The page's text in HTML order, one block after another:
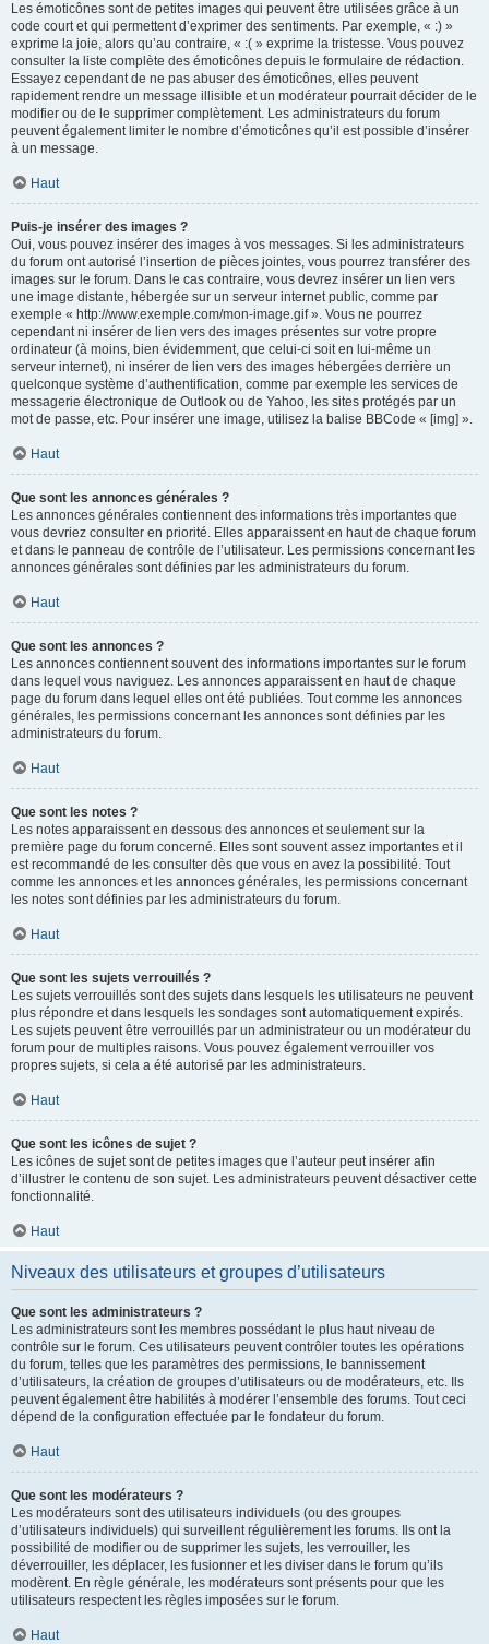
Les émoticônes sont de petites images qui peuvent être utilisées grâce à un
code court et qui permettent d’exprimer des sentiments. Par exemple, « :) »
exprime la joie, alors qu’au contraire, « :( » exprime la tristesse. Vous pouvez
consulter la liste complète des émoticônes depuis le formulaire de rédaction.
Essayez cependant de ne pas abuser des émoticônes, elles peuvent
rapidement rendre un message illisible et un modérateur pourrait décider de le
modifier ou de le supprimer complètement. Les administrateurs du forum
peuvent également limiter le nombre d’émoticônes qu’il est possible d’insérer
à un message.
Haut
Puis-je insérer des images ?
Oui, vous pouvez insérer des images à vos messages. Si les administrateurs
du forum ont autorisé l’insertion de pièces jointes, vous pourrez transférer des
images sur le forum. Dans le cas contraire, vous devrez insérer un lien vers
une image distante, hébergée sur un serveur internet public, comme par
exemple « http://www.exemple.com/mon-image.gif ». Vous ne pourrez
cependant ni insérer de lien vers des images présentes sur votre propre
ordinateur (à moins, bien évidemment, que celui-ci soit en lui-même un
serveur internet), ni insérer de lien vers des images hébergées derrière un
quelconque système d’authentification, comme par exemple les services de
messagerie électronique de Outlook ou de Yahoo, les sites protégés par un
mot de passe, etc. Pour insérer une image, utilisez la balise BBCode « [img] ».
Haut
Que sont les annonces générales ?
Les annonces générales contiennent des informations très importantes que
vous devriez consulter en priorité. Elles apparaissent en haut de chaque forum
et dans le panneau de contrôle de l’utilisateur. Les permissions concernant les
annonces générales sont définies par les administrateurs du forum.
Haut
Que sont les annonces ?
Les annonces contiennent souvent des informations importantes sur le forum
dans lequel vous naviguez. Les annonces apparaissent en haut de chaque
page du forum dans lequel elles ont été publiées. Tout comme les annonces
générales, les permissions concernant les annonces sont définies par les
administrateurs du forum.
Haut
Que sont les notes ?
Les notes apparaissent en dessous des annonces et seulement sur la
première page du forum concerné. Elles sont souvent assez importantes et il
est recommandé de les consulter dès que vous en avez la possibilité. Tout
comme les annonces et les annonces générales, les permissions concernant
les notes sont définies par les administrateurs du forum.
Haut
Que sont les sujets verrouillés ?
Les sujets verrouillés sont des sujets dans lesquels les utilisateurs ne peuvent
plus répondre et dans lesquels les sondages sont automatiquement expirés.
Les sujets peuvent être verrouillés par un administrateur ou un modérateur du
forum pour de multiples raisons. Vous pouvez également verrouiller vos
propres sujets, si cela a été autorisé par les administrateurs.
Haut
Que sont les icônes de sujet ?
Les icônes de sujet sont de petites images que l’auteur peut insérer afin
d’illustrer le contenu de son sujet. Les administrateurs peuvent désactiver cette
fonctionnalité.
Haut
Niveaux des utilisateurs et groupes d’utilisateurs
Que sont les administrateurs ?
Les administrateurs sont les membres possédant le plus haut niveau de
contrôle sur le forum. Ces utilisateurs peuvent contrôler toutes les opérations
du forum, telles que les paramètres des permissions, le bannissement
d’utilisateurs, la création de groupes d’utilisateurs ou de modérateurs, etc. Ils
peuvent également être habilités à modérer l’ensemble des forums. Tout ceci
dépend de la configuration effectuée par le fondateur du forum.
Haut
Que sont les modérateurs ?
Les modérateurs sont des utilisateurs individuels (ou des groupes
d’utilisateurs individuels) qui surveillent régulièrement les forums. Ils ont la
possibilité de modifier ou de supprimer les sujets, les verrouiller, les
déverrouiller, les déplacer, les fusionner et les diviser dans le forum qu’ils
modèrent. En règle générale, les modérateurs sont présents pour que les
utilisateurs respectent les règles imposées sur le forum.
Haut